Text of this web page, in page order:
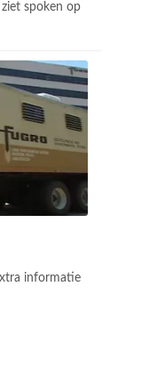
spoken op
informatie